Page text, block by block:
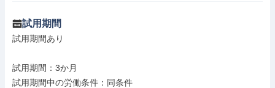
試用期間
試用期間あり
試用期間：3か月
試用期間中の労働条件：同条件